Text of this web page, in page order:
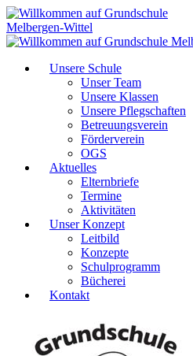
Unsere Schule
Unser Team
Unsere Klassen
Unsere Pflegschaften
Betreuungsverein
Förderverein
OGS
Aktuelles
Elternbriefe
Termine
Aktivitäten
Unser Konzept
Leitbild
Konzepte
Schulprogramm
Bücherei
Kontakt